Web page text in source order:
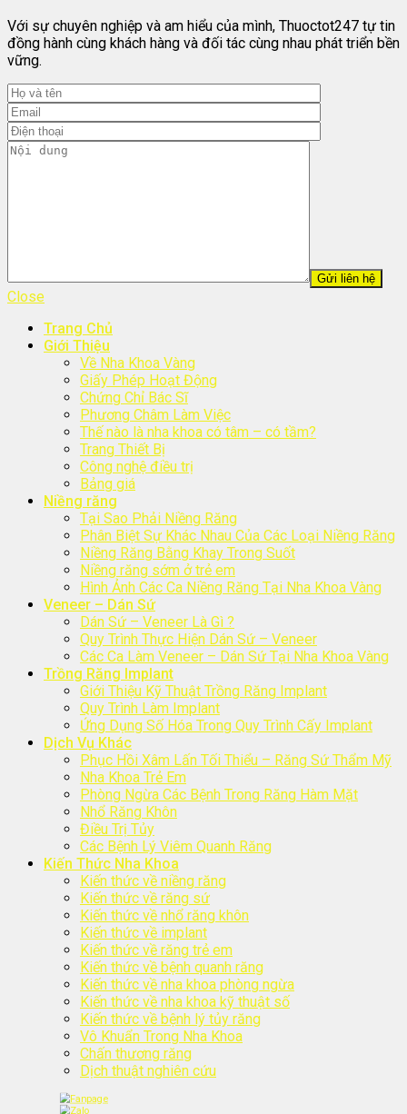
Với sự chuyên nghiệp và am hiểu của mình, Thuoctot247 tự tin
đồng hành cùng khách hàng và đối tác cùng nhau phát triển bền
vững.
Close
Trang Chủ
Giới Thiệu
Về Nha Khoa Vàng
Giấy Phép Hoạt Động
Chứng Chỉ Bác Sĩ
Phương Châm Làm Việc
Thế nào là nha khoa có tâm – có tầm?
Trang Thiết Bị
Công nghệ điều trị
Bảng giá
Niềng răng
Tại Sao Phải Niềng Răng
Phân Biệt Sự Khác Nhau Của Các Loại Niềng Răng
Niềng Răng Bằng Khay Trong Suốt
Niềng răng sớm ở trẻ em
Hình Ảnh Các Ca Niềng Răng Tại Nha Khoa Vàng
Veneer – Dán Sứ
Dán Sứ – Veneer Là Gì ?
Quy Trình Thực Hiện Dán Sứ – Veneer
Các Ca Làm Veneer – Dán Sứ Tại Nha Khoa Vàng
Trồng Răng Implant
Giới Thiệu Kỹ Thuật Trồng Răng Implant
Quy Trình Làm Implant
Ứng Dụng Số Hóa Trong Quy Trình Cấy Implant
Dịch Vụ Khác
Phục Hồi Xâm Lấn Tối Thiểu – Răng Sứ Thẩm Mỹ
Nha Khoa Trẻ Em
Phòng Ngừa Các Bệnh Trong Răng Hàm Mặt
Nhổ Răng Khôn
Điều Trị Tủy
Các Bệnh Lý Viêm Quanh Răng
Kiến Thức Nha Khoa
Kiến thức về niềng răng
Kiến thức về răng sứ
Kiến thức về nhổ răng khôn
Kiến thức về implant
Kiến thức về răng trẻ em
Kiến thức về bệnh quanh răng
Kiến thức về nha khoa phòng ngừa
Kiến thức về nha khoa kỹ thuật số
Kiến thức về bệnh lý tủy răng
Vô Khuẩn Trong Nha Khoa
Chấn thương răng
Dịch thuật nghiên cứu